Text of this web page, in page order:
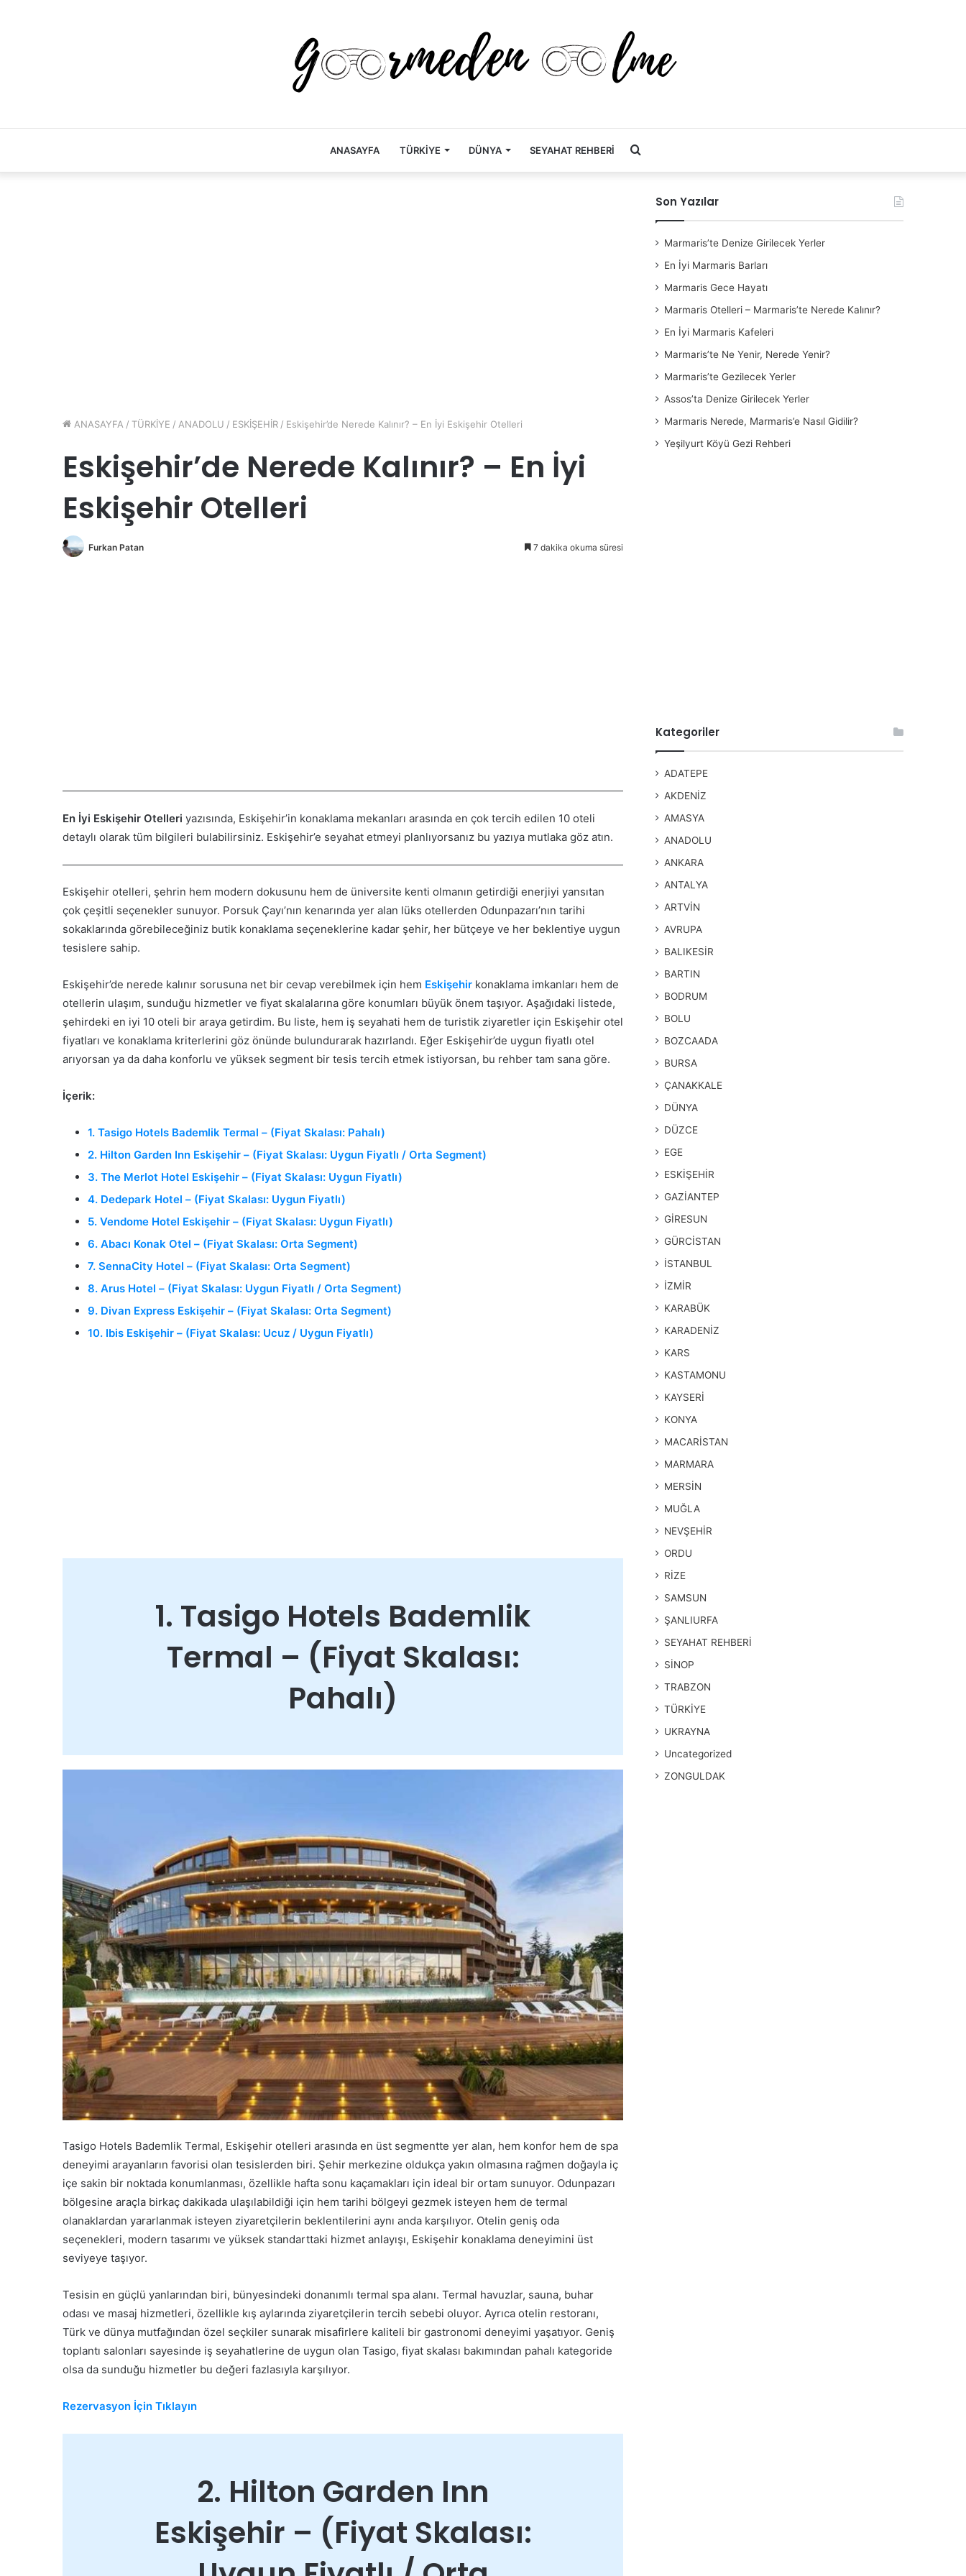
ANASAYFA TÜRKİYE DÜNYA SEYAHAT REHBERİ Arama
ANASAYFA / TÜRKİYE / ANADOLU / ESKİŞEHİR / Eskişehir’de Nerede Kalınır? – En İyi Eskişehir Otelleri
Eskişehir’de Nerede Kalınır? – En İyi
Eskişehir Otelleri
Furkan Patan 7 dakika okuma süresi
En İyi Eskişehir Otelleri yazısında, Eskişehir’in konaklama mekanları arasında en çok tercih edilen 10 oteli
detaylı olarak tüm bilgileri bulabilirsiniz. Eskişehir’e seyahat etmeyi planlıyorsanız bu yazıya mutlaka göz atın.
Eskişehir otelleri, şehrin hem modern dokusunu hem de üniversite kenti olmanın getirdiği enerjiyi yansıtan
çok çeşitli seçenekler sunuyor. Porsuk Çayı’nın kenarında yer alan lüks otellerden Odunpazarı’nın tarihi
sokaklarında görebileceğiniz butik konaklama seçeneklerine kadar şehir, her bütçeye ve her beklentiye uygun
tesislere sahip.
Eskişehir’de nerede kalınır sorusuna net bir cevap verebilmek için hem Eskişehir konaklama imkanları hem de
otellerin ulaşım, sunduğu hizmetler ve fiyat skalalarına göre konumları büyük önem taşıyor. Aşağıdaki listede,
şehirdeki en iyi 10 oteli bir araya getirdim. Bu liste, hem iş seyahati hem de turistik ziyaretler için Eskişehir otel
fiyatları ve konaklama kriterlerini göz önünde bulundurarak hazırlandı. Eğer Eskişehir’de uygun fiyatlı otel
arıyorsan ya da daha konforlu ve yüksek segment bir tesis tercih etmek istiyorsan, bu rehber tam sana göre.
İçerik:
1. Tasigo Hotels Bademlik Termal – (Fiyat Skalası: Pahalı)
2. Hilton Garden Inn Eskişehir – (Fiyat Skalası: Uygun Fiyatlı / Orta Segment)
3. The Merlot Hotel Eskişehir – (Fiyat Skalası: Uygun Fiyatlı)
4. Dedepark Hotel – (Fiyat Skalası: Uygun Fiyatlı)
5. Vendome Hotel Eskişehir – (Fiyat Skalası: Uygun Fiyatlı)
6. Abacı Konak Otel – (Fiyat Skalası: Orta Segment)
7. SennaCity Hotel – (Fiyat Skalası: Orta Segment)
8. Arus Hotel – (Fiyat Skalası: Uygun Fiyatlı / Orta Segment)
9. Divan Express Eskişehir – (Fiyat Skalası: Orta Segment)
10. Ibis Eskişehir – (Fiyat Skalası: Ucuz / Uygun Fiyatlı)
1. Tasigo Hotels Bademlik
Termal – (Fiyat Skalası:
Pahalı)
Tasigo Hotels Bademlik Termal, Eskişehir otelleri arasında en üst segmentte yer alan, hem konfor hem de spa
deneyimi arayanların favorisi olan tesislerden biri. Şehir merkezine oldukça yakın olmasına rağmen doğayla iç
içe sakin bir noktada konumlanması, özellikle hafta sonu kaçamakları için ideal bir ortam sunuyor. Odunpazarı
bölgesine araçla birkaç dakikada ulaşılabildiği için hem tarihi bölgeyi gezmek isteyen hem de termal
olanaklardan yararlanmak isteyen ziyaretçilerin beklentilerini aynı anda karşılıyor. Otelin geniş oda
seçenekleri, modern tasarımı ve yüksek standarttaki hizmet anlayışı, Eskişehir konaklama deneyimini üst
seviyeye taşıyor.
Tesisin en güçlü yanlarından biri, bünyesindeki donanımlı termal spa alanı. Termal havuzlar, sauna, buhar
odası ve masaj hizmetleri, özellikle kış aylarında ziyaretçilerin tercih sebebi oluyor. Ayrıca otelin restoranı,
Türk ve dünya mutfağından özel seçkiler sunarak misafirlere kaliteli bir gastronomi deneyimi yaşatıyor. Geniş
toplantı salonları sayesinde iş seyahatlerine de uygun olan Tasigo, fiyat skalası bakımından pahalı kategoride
olsa da sunduğu hizmetler bu değeri fazlasıyla karşılıyor.
Rezervasyon İçin Tıklayın
2. Hilton Garden Inn
Eskişehir – (Fiyat Skalası:
Son Yazılar
Marmaris’te Denize Girilecek Yerler
En İyi Marmaris Barları
Marmaris Gece Hayatı
Marmaris Otelleri – Marmaris’te Nerede Kalınır?
En İyi Marmaris Kafeleri
Marmaris’te Ne Yenir, Nerede Yenir?
Marmaris’te Gezilecek Yerler
Assos’ta Denize Girilecek Yerler
Marmaris Nerede, Marmaris’e Nasıl Gidilir?
Yeşilyurt Köyü Gezi Rehberi
Kategoriler
ADATEPE
AKDENİZ
AMASYA
ANADOLU
ANKARA
ANTALYA
ARTVİN
AVRUPA
BALIKESİR
BARTIN
BODRUM
BOLU
BOZCAADA
BURSA
ÇANAKKALE
DÜNYA
DÜZCE
EGE
ESKİŞEHİR
GAZİANTEP
GİRESUN
GÜRCİSTAN
İSTANBUL
İZMİR
KARABÜK
KARADENİZ
KARS
KASTAMONU
KAYSERİ
KONYA
MACARİSTAN
MARMARA
MERSİN
MUĞLA
NEVŞEHİR
ORDU
RİZE
SAMSUN
ŞANLIURFA
SEYAHAT REHBERİ
SİNOP
TRABZON
TÜRKİYE
UKRAYNA
Uncategorized
ZONGULDAK